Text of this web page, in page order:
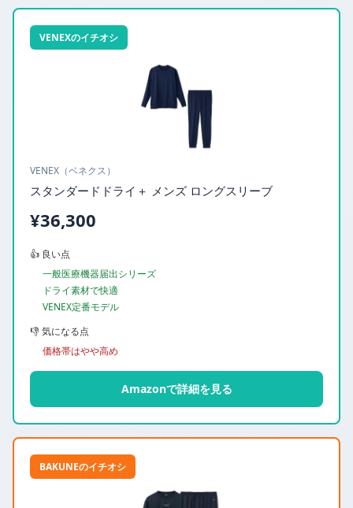
VENEXのイチオシ
VENEX（ベネクス）
スタンダードドライ＋ メンズ ロングスリーブ
¥36,300
👍 良い点
一般医療機器届出シリーズ
ドライ素材で快適
VENEX定番モデル
👎 気になる点
価格帯はやや高め
Amazonで詳細を見る
BAKUNEのイチオシ